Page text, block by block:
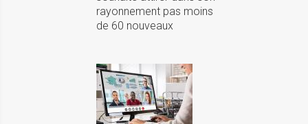
rayonnement pas moins
de 60 nouveaux